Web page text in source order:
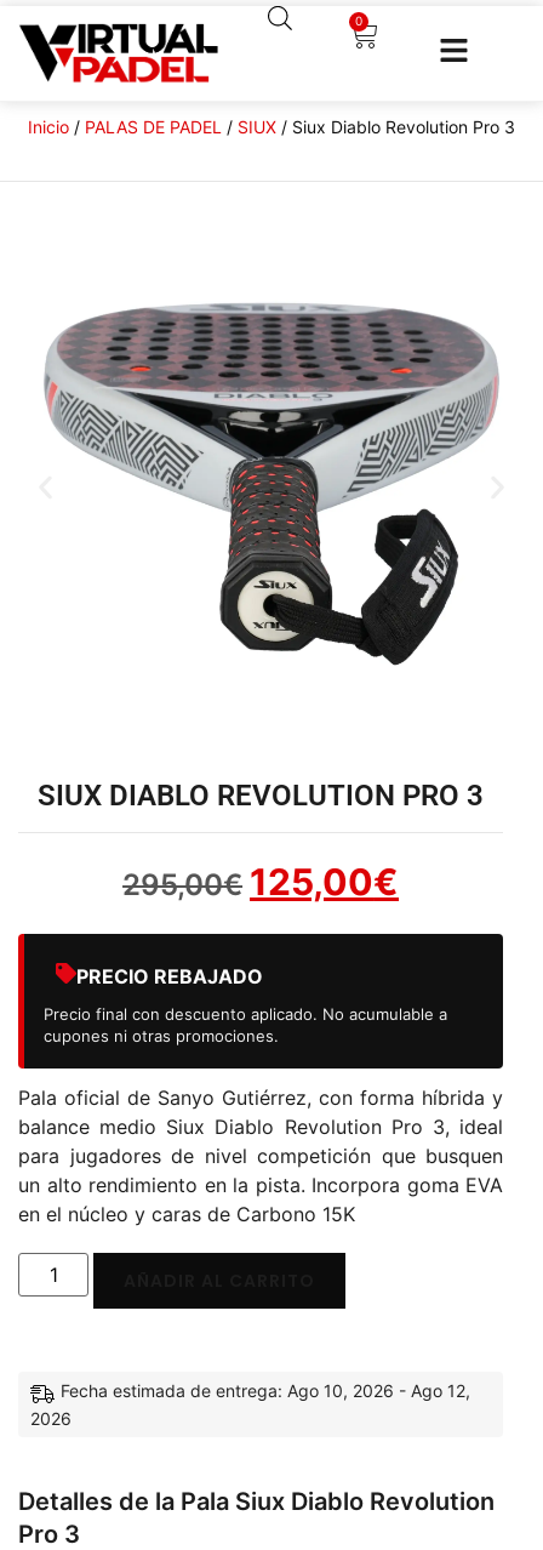
0
Inicio / PALAS DE PADEL / SIUX / Siux Diablo Revolution Pro 3
SIUX DIABLO REVOLUTION PRO 3
295,00€ 125,00€
PRECIO REBAJADO
Precio final con descuento aplicado. No acumulable a
cupones ni otras promociones.
Pala oficial de Sanyo Gutiérrez, con forma híbrida y
balance medio Siux Diablo Revolution Pro 3, ideal
para jugadores de nivel competición que busquen
un alto rendimiento en la pista. Incorpora goma EVA
en el núcleo y caras de Carbono 15K
Fecha estimada de entrega: Ago 10, 2026 - Ago 12,
2026
Detalles de la Pala Siux Diablo Revolution
Pro 3